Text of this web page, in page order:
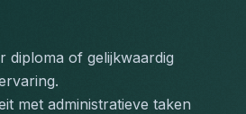
diploma of gelijkwaardig
met administratieve taken